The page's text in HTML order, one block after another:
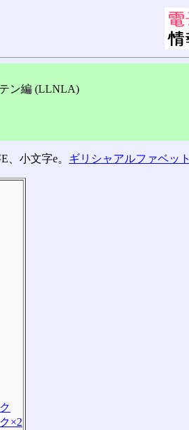
ン編 (LLNLA)
、小文字e。 ギリシャアルファベット
×2